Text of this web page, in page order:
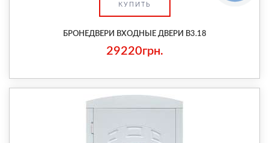
КУПИТЬ
БРОНЕДВЕРИ ВХОДНЫЕ ДВЕРИ В3.18
29220грн.